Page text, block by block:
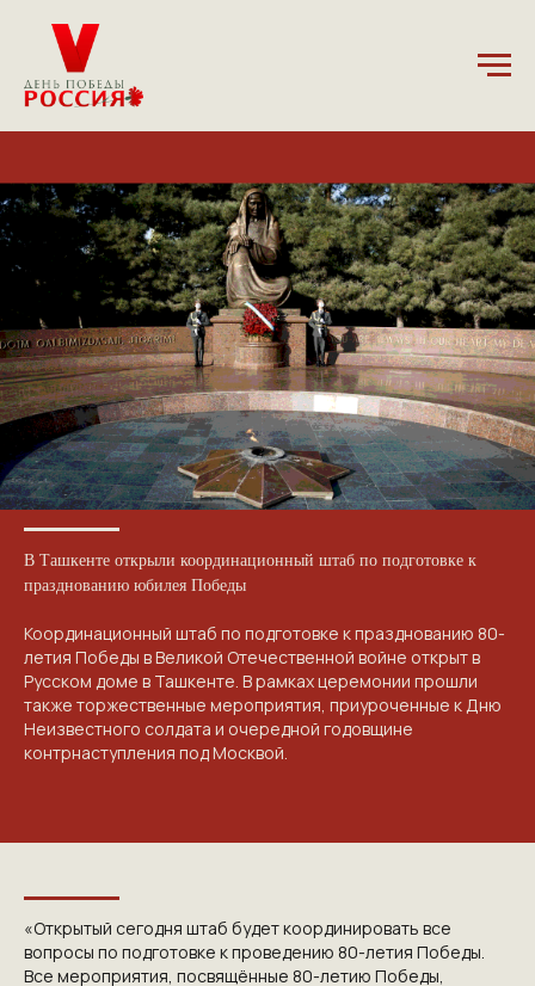
В Ташкенте открыли координационный штаб по подготовке к
празднованию юбилея Победы
Координационный штаб по подготовке к празднованию 80-
летия Победы в Великой Отечественной войне открыт в
Русском доме в Ташкенте. В рамках церемонии прошли
также торжественные мероприятия, приуроченные к Дню
Неизвестного солдата и очередной годовщине
контрнаступления под Москвой.
«Открытый сегодня штаб будет координировать все
вопросы по подготовке к проведению 80-летия Победы.
Все мероприятия, посвящённые 80-летию Победы,